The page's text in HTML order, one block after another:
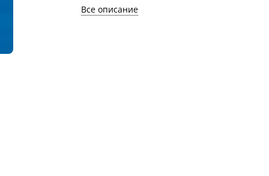
Все описание